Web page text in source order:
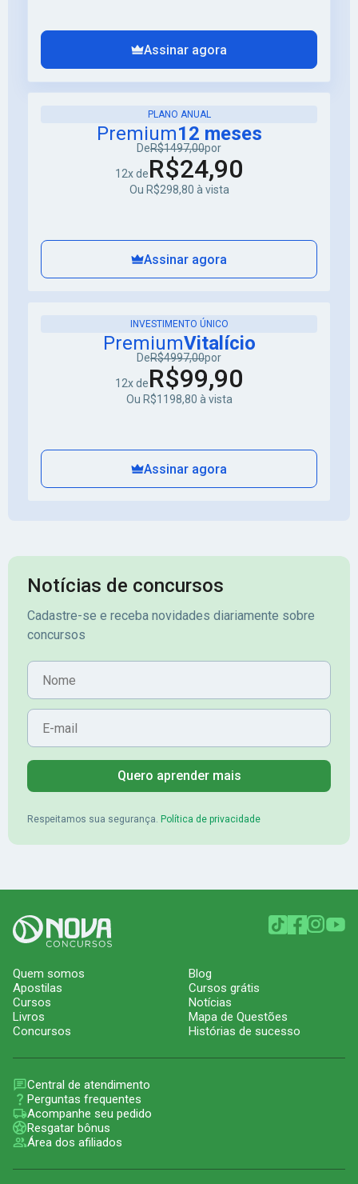
Assinar agora
PLANO ANUAL
Premium12 meses
DeR$1497,00por
12x deR$24,90
Ou R$298,80 à vista
Assinar agora
INVESTIMENTO ÚNICO
PremiumVitalício
DeR$4997,00por
12x deR$99,90
Ou R$1198,80 à vista
Assinar agora
Notícias de concursos
Cadastre-se e receba novidades diariamente sobre
concursos
Nome
E-mail
Quero aprender mais
Respeitamos sua segurança. Política de privacidade
Quem somos
Apostilas
Cursos
Livros
Concursos
Blog
Cursos grátis
Notícias
Mapa de Questões
Histórias de sucesso
Central de atendimento
Perguntas frequentes
Acompanhe seu pedido
Resgatar bônus
Área dos afiliados